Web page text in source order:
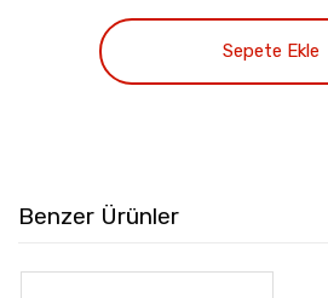
A35
quantity
Sepete Ekle
Benzer Ürünler